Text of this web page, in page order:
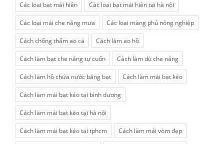
Các loại bạt mái hiên Các loại bạt mái hiên tại hà nội
Các loại mái che nắng mưa Các loại màng phủ nông nghiệp
Cách chống thấm ao cá Cách làm ao hồ
Cách làm bạt che nắng tự cuốn Cách làm dù che nắng
Cách làm hồ chứa nước bằng bạt Cách làm mái bạt kéo
Cách làm mái bạt kéo tại bình dương
Cách làm mái bạt kéo tại hà nội
Cách làm mái bạt kéo tại tphcm Cách làm mái vòm đẹp